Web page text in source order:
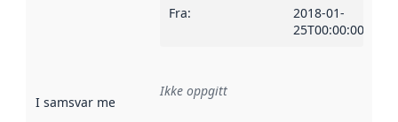
Fra:
2018-01-
25T00:00:00Z
I samsvar med Referanse til en implementasjonsregel
Ikke oppgitt